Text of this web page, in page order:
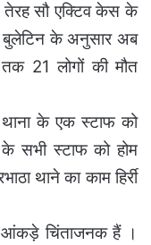
सौ एक्टिव केस के
बुलेटिन के अनुसार अब
21 लोगों की मौत
के एक स्टाफ को
के सभी स्टाफ को होम
थाने का काम हिर्री
आंकड़े चिंताजनक हैं ।